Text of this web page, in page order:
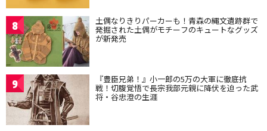
8 土偶なりきりパーカーも！青森の縄文遺跡群で
発掘された土偶がモチーフのキュートなグッズ
が新発売
9 『豊臣兄弟！』小一郎の5万の大軍に徹底抗
戦！切腹覚悟で長宗我部元親に降伏を迫った武
将・谷忠澄の生涯